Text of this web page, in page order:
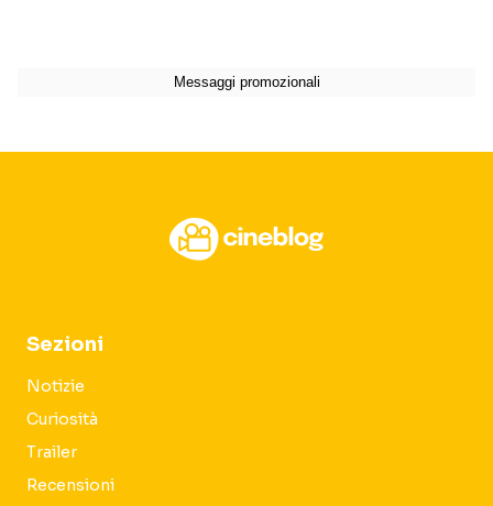
Sezioni
Notizie
Curiosità
Trailer
Recensioni